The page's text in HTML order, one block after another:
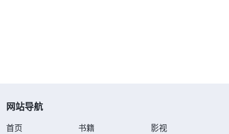
网站导航
首页 书籍
影视